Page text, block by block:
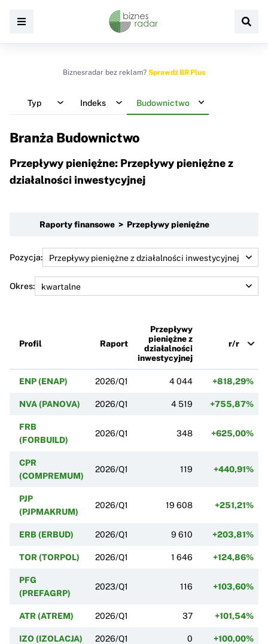
Biznesradar bez reklam? Sprawdź BR Plus
Typ Indeks Budownictwo
Branża Budownictwo
Przepływy pieniężne: Przepływy pieniężne z
działalności inwestycyjnej
Raporty finansowe > Przepływy pieniężne
Pozycja:
Okres:
Profil Raport
Przepływy
pieniężne z
działalności
inwestycyjnej
r/r
ENP (ENAP) 2026/Q1 4 044 +818,29%
NVA (PANOVA) 2026/Q1 4 519 +755,87%
FRB
(FORBUILD)
2026/Q1 348 +625,00%
CPR
(COMPREMUM)
2026/Q1 119 +440,91%
PJP
(PJPMAKRUM)
2026/Q1 19 608 +251,21%
ERB (ERBUD) 2026/Q1 9 610 +203,81%
TOR (TORPOL) 2026/Q1 1 646 +124,86%
PFG
(PREFAGRP)
2023/Q1 116 +103,60%
ATR (ATREM) 2026/Q1 37 +101,54%
IZO (IZOLACJA) 2026/Q1 0 +100,00%